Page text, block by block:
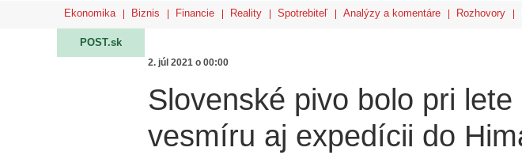
Ekonomika Biznis Financie Reality Spotrebiteľ Analýzy a komentáre Rozhovory
POST.sk
2. júl 2021 o 00:00
Slovenské pivo bolo pri lete
vesmíru aj expedícii do